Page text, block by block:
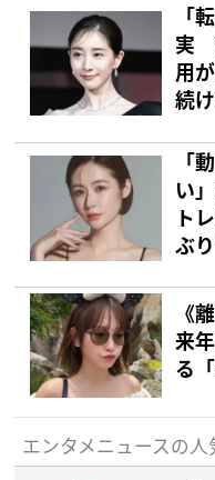
「
実
用
続
「
い
ト
ぶ
《
来
る
エンタメニュースの人